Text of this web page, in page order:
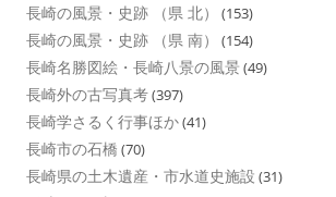
長崎の風景・史跡 （県 北） (153)
長崎の風景・史跡 （県 南） (154)
長崎名勝図絵・長崎八景の風景 (49)
長崎外の古写真考(397)
長崎学さるく行事ほか(41)
長崎市の石橋 (70)
長崎県の土木遺産・市水道史施設 (31)